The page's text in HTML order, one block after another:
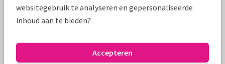
Papiersoort: Kies uit 6 luxe papiersoorten
Adres: Achterop de kaart
websitegebruik te analyseren en gepersonaliseerde
inhoud aan te bieden?
Accepteren